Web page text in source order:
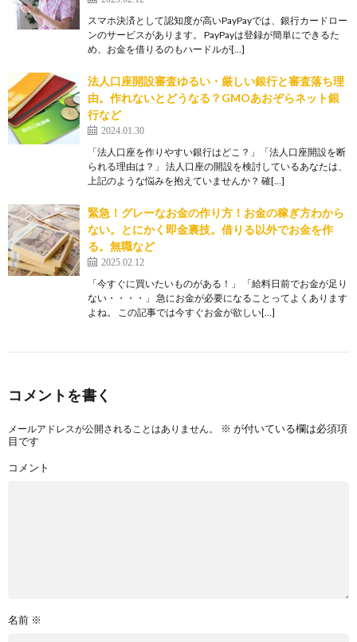
スマホ決済として認知度が高いPayPayでは、銀行カードロー
ンのサービスがあります。 PayPayは登録が簡単にできるた
め、お金を借りるのもハードルが[…]
法人口座開設審査ゆるい・厳しい銀行と審査落ち理
由。作れないとどうなる？GMOあおぞらネット銀
行など
2024.01.30
「法人口座を作りやすい銀行はどこ？」「法人口座開設を断
られる理由は？」 法人口座の開設を検討しているあなたは、
上記のような悩みを抱えていませんか？ 確[…]
緊急！グレーなお金の作り方！お金の稼ぎ方わから
ない。とにかく即金裏技。借りる以外でお金を作
る。無職など
2025.02.12
「今すぐに買いたいものがある！」 「給料日前でお金が足り
ない・・・・」 急にお金が必要になることってよくあります
よね。 この記事では今すぐお金が欲しい[…]
コメントを書く
メールアドレスが公開されることはありません。 ※ が付いている欄は必須項
目です
コメント
名前 ※